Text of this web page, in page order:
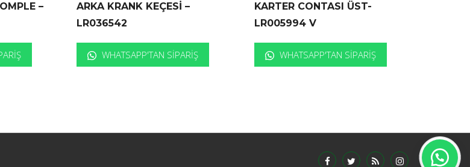
–
ARKA KRANK KEÇESİ –
LR036542
WHATSAPP'TAN SIPARIŞ
KARTER CONTASI ÜST-
LR005994 V
WHATSAPP'TAN SIPARIŞ